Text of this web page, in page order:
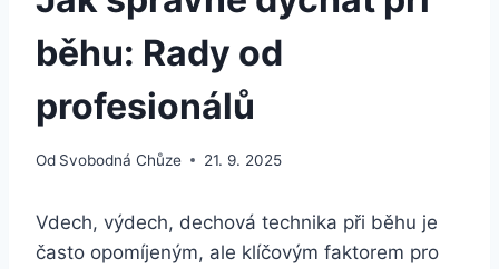
běhu: Rady od
profesionálů
Od Svobodná Chůze 21. 9. 2025
Vdech, výdech, dechová technika při běhu je
často opomíjeným, ale klíčovým faktorem pro